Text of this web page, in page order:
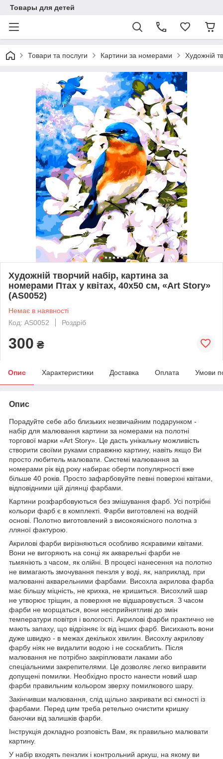
Товары для детей
Товари та послуги Картини за номерами Художній
Художній творчий набір, картина за
номерами Птах у квітах, 40x50 см, «Art Story»
(AS0052)
Немає в наявності
Код: AS0052
Роздріб
300 ₴
Опис Характеристики Доставка Оплата Умови
Опис
Порадуйте себе або близьких незвичайним подарунком -
набір для малювання картини за номерами на полотні
торгової марки «Art Story». Це дасть унікальну можливість
створити своїми руками справжню картину, навіть якщо Ви
просто любитель малювати. Системі малювання за
номерами рік від року набирає оберти популярності вже
більше 40 років. Просто зафарбовуйте певні поверхні квітами,
відповідними цій ділянці фарбами.
Картини розфарбовуються без змішування фарб. Усі потрібні
кольори фарб є в комплекті. Фарби виготовлені на водній
основі. Полотно виготовлений з високоякісного полотна з
лляної фактурою.
Акрилові фарби вирізняються особливо яскравими квітами.
Вони не вигоряють на сонці як акварельні фарби не
тьмяніють з часом, як олійні. В процесі нанесення на полотно
не вимагають змочування пензля у воді, як, наприклад, при
малюванні акварельними фарбами. Висохла акрилова фарба
має більшу міцність, не крихка, не кришиться. Висохлий шар
не утворює тріщин, а поверхня не відшаровується. З часом
фарби не морщаться, вони несприйнятливі до змін
температури повітря і вологості. Акрилові фарби практично не
мають запаху, що відрізняє їх від інших фарб. Висихають вони
дуже швидко - в межах декількох хвилин. Висохлу акрилову
фарбу ніяк не видалити водою і не соскаблить. Після
малювання не потрібно закріплювати лаками або
спеціальними закрепителями. Це дозволяє легко виправити
допущені помилки. Необхідно просто нанести новий шар
фарби правильним кольором зверху помилкового шару.
Закінчивши малювання, слід щільно закривати всі ємності із
фарбами. Перед цим треба ретельно очистити кришку
баночки від залишків фарби.
Інструкція докладно розповість Вам, як правильно малювати
картину.
У набір входять пензлик і контрольний аркуш, на якому ви